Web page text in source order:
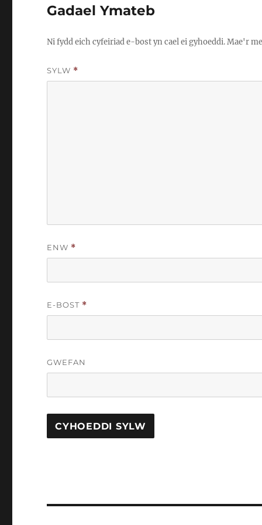
Gadael Ymateb
Ni fydd eich cyfeiriad e-bost yn cael ei gyhoeddi.Mae'r
SYLW *
ENW *
E-BOST *
GWEFAN